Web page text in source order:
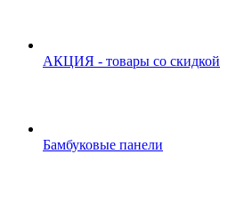
АКЦИЯ - товары со скидкой
Бамбуковые панели